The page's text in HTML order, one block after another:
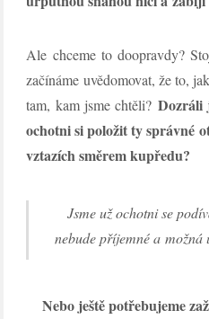
Ale chceme to doopravdy?
začínáme uvědomovat, že to,
tam, kam jsme chtěli? Dozráli
ochotni si položit ty správné
vztazích směrem kupředu?
Jsme už ochotni se
nebude příjemné a možná
Nebo ještě potřebujeme